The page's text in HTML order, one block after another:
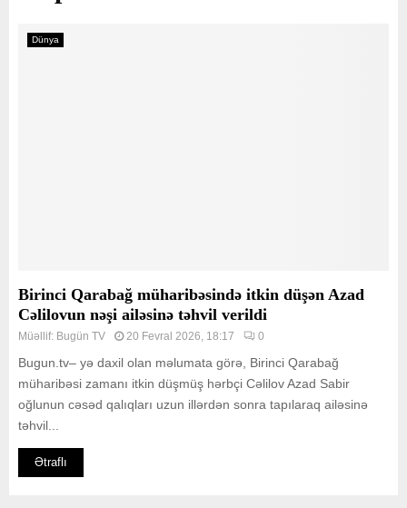
Dünya
Birinci Qarabağ müharibəsində itkin düşən Azad
Cəlilovun nəşi ailəsinə təhvil verildi
Müəllif: Bugün TV 20 Fevral 2026, 18:17 0
Bugun.tv– yə daxil olan məlumata görə, Birinci Qarabağ
müharibəsi zamanı itkin düşmüş hərbçi Cəlilov Azad Sabir
oğlunun cəsəd qalıqları uzun illərdən sonra tapılaraq ailəsinə
təhvil...
Ətraflı